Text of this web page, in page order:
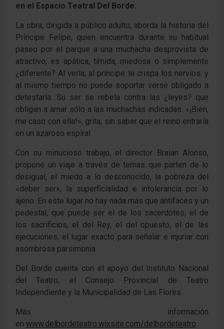
en el Espacio Teatral Del Borde.
La obra, dirigida a público adulto, aborda la historia del
Príncipe Felipe, quien encuentra durante su habitual
paseo por el parque a una muchacha desprovista de
atractivo; es apática, tímida, miedosa o simplemente
¿diferente? Al verla, al príncipe le crispa los nervios: y
al mismo tiempo no puede soportar verse obligado a
detestarla. Su ser se rebela contra las ¿leyes? que
obligan a amar sólo a las muchachas indicadas. «¡Bien,
me caso con ella!», grita, sin saber que el reino entraría
en un azaroso espiral.
Con su minucioso trabajo, el director Braian Alonso,
propone un viaje a través de temas que parten de lo
desigual, el miedo a lo desconocido, la pobreza del
«deber ser», la superficialidad e intolerancia por lo
ajeno. En este lugar no hay nada más que antifaces y un
pedestal, que puede ser el de los sacerdotes, el de
los sacrificios, el del Rey, el del opuesto, el de las
ejecuciones, el lugar exacto para señalar e injuriar con
asombrosa parsimonia.
Del Borde cuenta con el apoyo del Instituto Nacional
del Teatro, el Consejo Provincial de Teatro
Independiente y la Municipalidad de Las Flores.
Más información
en www.delbordeteatro.wixsite.com/delbordeteatro